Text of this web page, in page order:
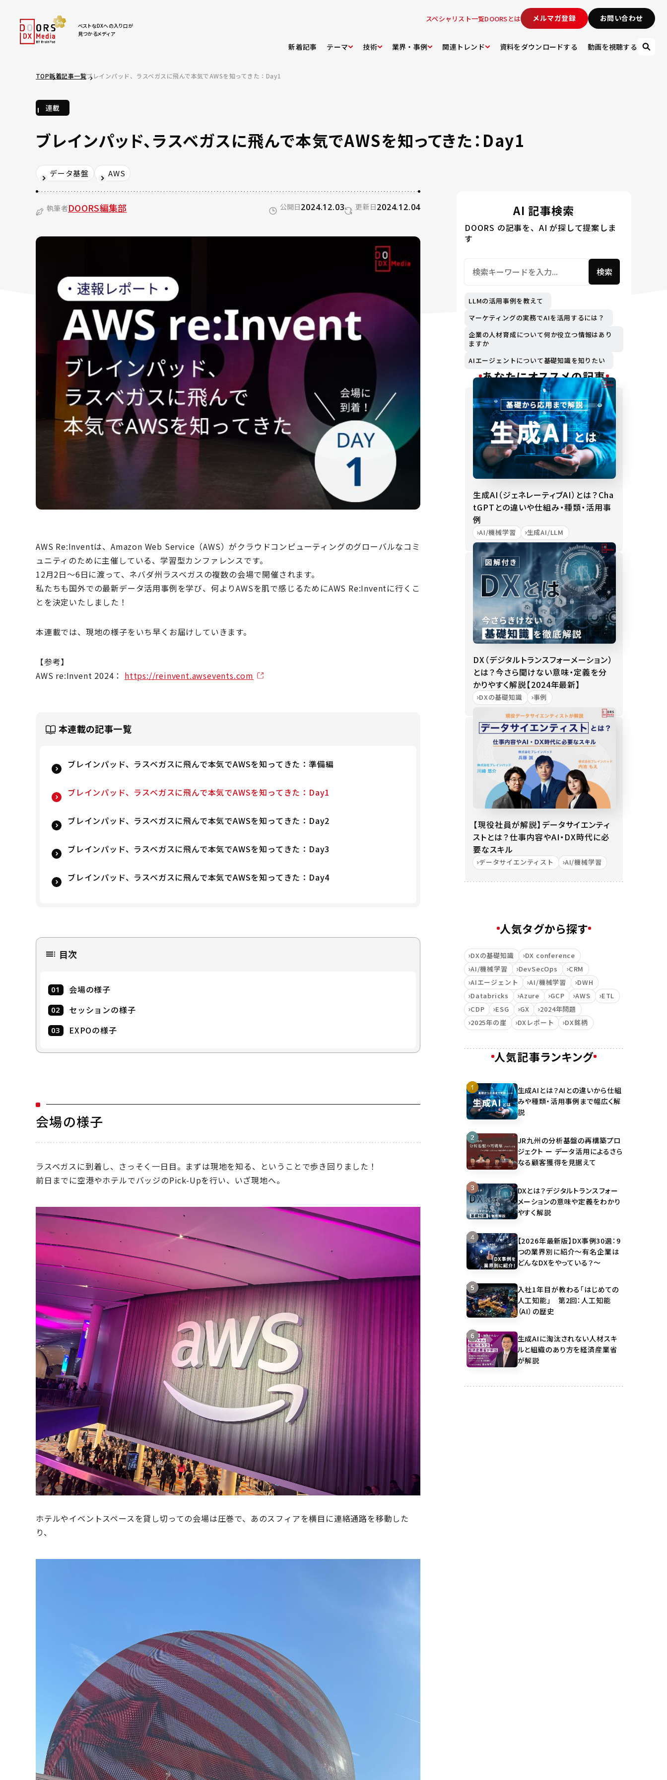
ベストなDXへの入り口が
見つかるメディア
スペシャリスト一覧DOORSとは メルマガ登録 お問い合わせ
新着記事 テーマ 技術 業界・事例 関連トレンド 資料をダウンロードする 動画を視聴する
TOP新着記事一覧ブレインパッド、ラスベガスに飛んで本気でAWSを知ってきた：Day1
連載
ブレインパッド、ラスベガスに飛んで本気でAWSを知ってきた：Day1
データ基盤 AWS
執筆者DOORS編集部 公開日2024.12.03 更新日2024.12.04
AWS Re:Inventは、Amazon Web Service（AWS）がクラウドコンピューティングのグローバルなコミ
ュニティのために主催している、学習型カンファレンスです。
12月2日～6日に渡って、ネバダ州ラスベガスの複数の会場で開催されます。
私たちも国外での最新データ活用事例を学び、何よりAWSを肌で感じるためにAWS Re:Inventに行くこ
とを決定いたしました！
本連載では、現地の様子をいち早くお届けしていきます。
【参考】
AWS re:Invent 2024： https://reinvent.awsevents.com
本連載の記事一覧
ブレインパッド、ラスベガスに飛んで本気でAWSを知ってきた：準備編
ブレインパッド、ラスベガスに飛んで本気でAWSを知ってきた：Day1
ブレインパッド、ラスベガスに飛んで本気でAWSを知ってきた：Day2
ブレインパッド、ラスベガスに飛んで本気でAWSを知ってきた：Day3
ブレインパッド、ラスベガスに飛んで本気でAWSを知ってきた：Day4
目次
会場の様子
セッションの様子
EXPOの様子
会場の様子
ラスベガスに到着し、さっそく一日目。まずは現地を知る、ということで歩き回りました！
前日までに空港やホテルでバッジのPick-Upを行い、いざ現地へ。
ホテルやイベントスペースを貸し切っての会場は圧巻で、あのスフィアを横目に連絡通路を移動した
り、
AI 記事検索
DOORS の記事を、AI が探して提案しま
す
検索
LLMの活用事例を教えて
マーケティングの実務でAIを活用するには？
企業の人材育成について何か役立つ情報はあり
ますか
AIエージェントについて基礎知識を知りたい
あなたにオススメの記事
生成AI（ジェネレーティブAI）とは？Cha
tGPTとの違いや仕組み・種類・活用事
例
AI/機械学習 生成AI/LLM
DX（デジタルトランスフォーメーション）
とは？今さら聞けない意味・定義を分
かりやすく解説【2024年最新】
DXの基礎知識 事例
【現役社員が解説】データサイエンティ
ストとは？仕事内容やAI・DX時代に必
要なスキル
データサイエンティスト AI/機械学習
人気タグから探す
DXの基礎知識
DX conference
AI/機械学習
DevSecOps
CRM
AIエージェント
AI/機械学習
DWH
Databricks
Azure GCP AWS
ETL
CDP
ESG GX
2024年問題
2025年の崖
DXレポート DX銘柄
人気記事ランキング
生成AIとは？AIとの違いから仕組
みや種類・活用事例まで幅広く解
説
JR九州の分析基盤の再構築プロ
ジェクト ー データ活用によるさら
なる顧客獲得を見据えて
DXとは？デジタルトランスフォー
メーションの意味や定義をわかり
やすく解説
【2026年最新版】DX事例30選：9
つの業界別に紹介～有名企業は
どんなDXをやっている？～
入社1年目が教わる「はじめての
人工知能」 第2回：人工知能
（AI）の歴史
生成AIに淘汰されない人材スキ
ルと組織のあり方を経済産業省
が解説